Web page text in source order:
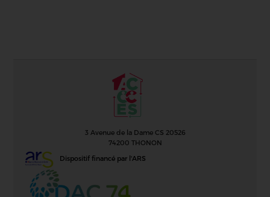
3 Avenue de la Dame CS 20526
74200 THONON
Dispositif financé par l'ARS